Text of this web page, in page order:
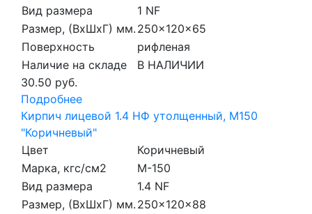
Вид размера
1 NF
Размер, (ВхШхГ) мм. 250x120x65
Поверхность
рифленая
Наличие на складе
В НАЛИЧИИ
30.50 руб.
Подробнее
Кирпич лицевой 1.4 НФ утолщенный, M150
"Коричневый"
Цвет
Коричневый
Марка, кгс/см2
M-150
Вид размера
1.4 NF
Размер, (ВхШхГ) мм. 250x120x88